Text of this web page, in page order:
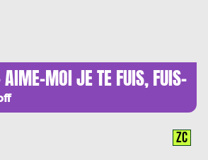
AIME-MOI JE TE FUIS, FUIS-
ZC